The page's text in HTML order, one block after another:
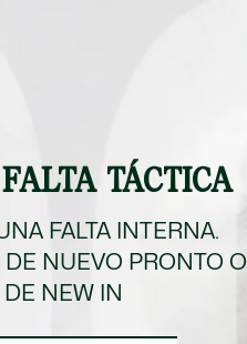
TÁCTICA
FALTA INTERNA.
DE NUEVO PRONTO O
NEW IN